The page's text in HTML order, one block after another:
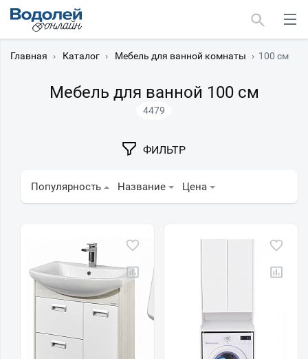
Главная › Каталог › Мебель для ванной комнаты › 100 см
Мебель для ванной 100 см
4479
ФИЛЬТР
Популярность Название Цена